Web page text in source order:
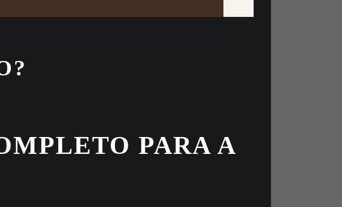
PARA A